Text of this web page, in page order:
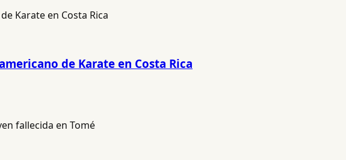
de Karate en Costa Rica